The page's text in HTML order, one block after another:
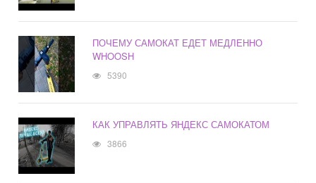
ПОЧЕМУ САМОКАТ ЕДЕТ МЕДЛЕННО
WHOOSH
5390
КАК УПРАВЛЯТЬ ЯНДЕКС САМОКАТОМ
3866